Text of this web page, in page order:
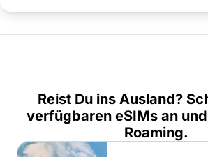
Reist Du ins Ausland?
verfügbaren eSIMs an
Roaming.